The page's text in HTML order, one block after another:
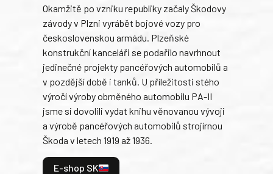
Okamžitě po vzniku republiky začaly Škodovy
závody v Plzni vyrábět bojové vozy pro
československou armádu. Plzeňské
konstrukční kanceláři se podařilo navrhnout
jedinečné projekty pancéřových automobilů a
v pozdější době i tanků. U příležitosti stého
výročí výroby obrněného automobilu PA-II
jsme si dovolili vydat knihu věnovanou vývoji
a výrobě pancéřových automobilů strojírnou
Škoda v letech 1919 až 1936.
E-shop SK